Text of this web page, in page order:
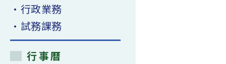
•行政業務
•試務課務
行事曆